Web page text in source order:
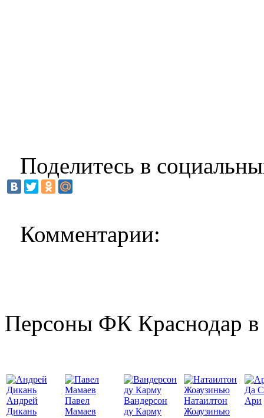
Поделитесь в
Комментарии:
Персоны ФК Краснодар в
Андрей
Дикань
Павел
Мамаев
Вандерсон
ду Карму
Натаилтон
Жоаузинью
Да
Ари